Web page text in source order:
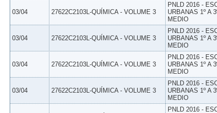
03/04 27622C2103L-QUÍMICA - VOLUME 3
PNLD 2016 -
URBANAS 1º A
MEDIO
03/04 27622C2103L-QUÍMICA - VOLUME 3
PNLD 2016 -
URBANAS 1º A
MEDIO
03/04 27622C2103L-QUÍMICA - VOLUME 3
PNLD 2016 -
URBANAS 1º A
MEDIO
03/04 27622C2103L-QUÍMICA - VOLUME 3
PNLD 2016 -
URBANAS 1º A
MEDIO
PNLD 2016 -